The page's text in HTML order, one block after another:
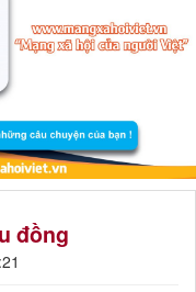
đồng